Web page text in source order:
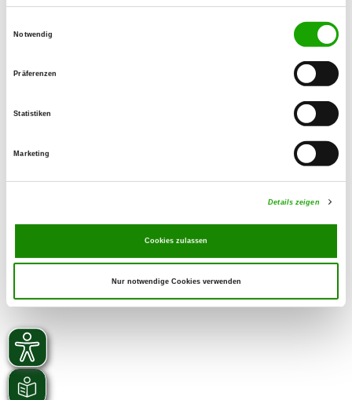
Notwendig
Präferenzen
Statistiken
Marketing
Details zeigen
Cookies zulassen
Nur notwendige Cookies verwenden